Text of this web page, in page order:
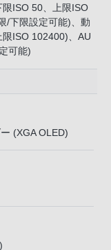
ISO 50、上限ISO
/下限設定可能)、動
ISO 102400)、AU
可能)
(XGA OLED)
)